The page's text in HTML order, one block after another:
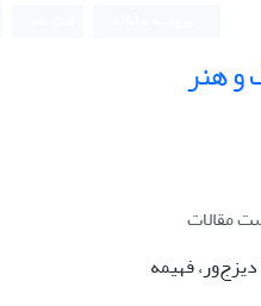
هنر
مقالات
فهیمه